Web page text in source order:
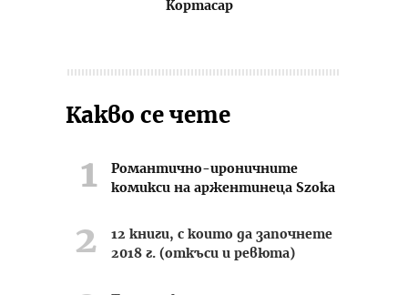
Кортасар
Какво се чете
Романтично-ироничните
комикси на аржентинеца Szoka
12 книги, с които да започнете
2018 г. (откъси и ревюта)